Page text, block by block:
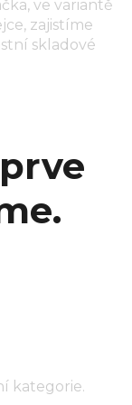
, ve variantě
zajistíme
skladové
kategorie.